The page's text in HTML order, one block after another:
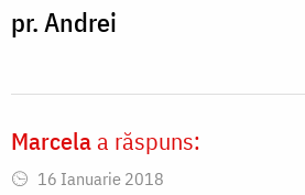
pr. Andrei
Marcela a răspuns:
16 Ianuarie 2018